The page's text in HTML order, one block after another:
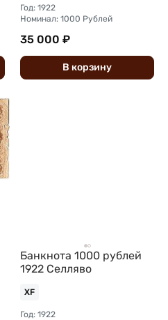
Год: 1922
Номинал: 1000 Рублей
35 000 ₽
В корзину
Банкнота 1000 рублей
1922 Селляво
XF
Год: 1922